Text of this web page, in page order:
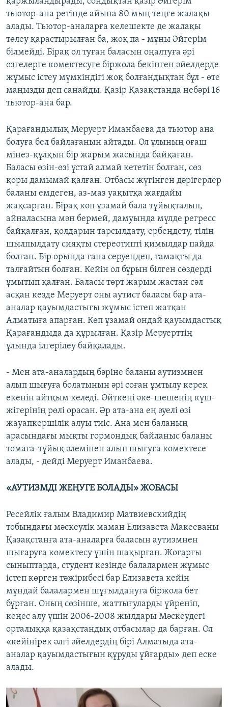
тьютор-ана ретінде айына 80 мың теңге жалақы
алады. Тьютор-аналарға келешекте де жалақы
төлеу қарастырылған ба, жоқ па - мұны Әйгерім
білмейді. Бірақ ол туған баласын оңалтуға әрі
өзгелерге көмектесуге біржола бекінген әйелдерде
жұмыс істеу мүмкіндігі жоқ болғандықтан бұл - өте
маңызды деп санайды. Қазір Қазақстанда небәрі 16
тьютор-ана бар.
Қарағандылық Меруерт Иманбаева да тьютор ана
болуға бел байлағанын айтады. Ол ұлының оғаш
мінез-құлқын бір жарым жасында байқаған.
Баласы өзін-өзі ұстай алмай кететін болған, сөз
қоры дамымай қалған. Отбасы жүгінген дәрігерлер
баланы емдеген, аз-маз уақытқа жағдайы
жақсарған. Бірақ көп ұзамай бала тұйықталып,
айналасына мән бермей, дамуында мүлде регресс
байқалған, қолдарын тарсылдату, ербеңдету, тілін
шылпылдату сияқты стереотипті қимылдар пайда
болған. Бір орында ғана серуендеп, тамақты да
талғайтын болған. Кейін ол бұрын білген сөздерді
ұмытып қалған. Баласы төрт жарым жастан сәл
асқан кезде Меруерт оны аутист баласы бар ата-
аналар қауымдастығы жұмыс істеп жатқан
Алматыға апарған. Көп ұзамай ондай қауымдастық
Қарағандыда да құрылған. Қазір Меруерттің
ұлында ілгерілеу байқалады.
- Мен ата-аналардың бәріне баланы аутизмнен
алып шығуға болатынын әрі соған ұмтылу керек
екенін айтқым келеді. Өйткені әке-шешенің күш-
жігерінің рөлі орасан. Әр ата-ана ең әуелі өзі
жауапкершілік алуы тиіс. Ана мен баланың
арасындағы мықты гормондық байланыс баланы
томаға-тұйық әлемінен алып шығуға көмектесе
алады, - дейді Меруерт Иманбаева.
«АУТИЗМДІ ЖЕҢУГЕ БОЛАДЫ» ЖОБАСЫ
Ресейлік ғалым Владимир Матвиевскийдің
тобындағы мәскеулік маман Елизавета Макееваны
Қазақстанға ата-аналарға баласын аутизмнен
шығаруға көмектесу үшін шақырған. Жоғарғы
сыныптарда, студент кезінде балалармен жұмыс
істеп көрген тәжірибесі бар Елизавета кейін
мұндай балалармен шұғылдануға біржола бет
бұрған. Оның сөзінше, жаттығуларды үйреніп,
кеңес алу үшін 2006-2008 жылдары Мәскеудегі
орталыққа қазақстандық отбасылар да барған. Ол
«кейінірек әлгі әйелдердің бірі Алматыда ата-
аналар қауымдастығын құруды ұйғарды» деп еске
алады.